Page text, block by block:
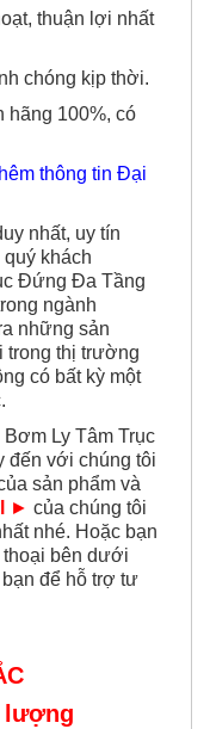
thuận lợi nhất
chóng kịp thời.
hãng 100%, có
thông tin Đại
nhất, uy tín
khách
Đứng Đa Tầng
ngành
những sản
trong thị trường
có bất kỳ một
Ly Tâm Trục
đến với chúng tôi
sản phẩm và
► của chúng tôi
nhé. Hoặc bạn
thoại bên dưới
để hỗ trợ tư
lượng